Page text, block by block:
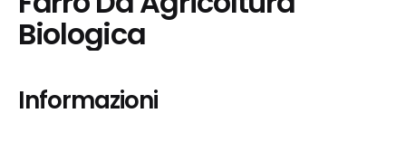
Biologica
Informazioni